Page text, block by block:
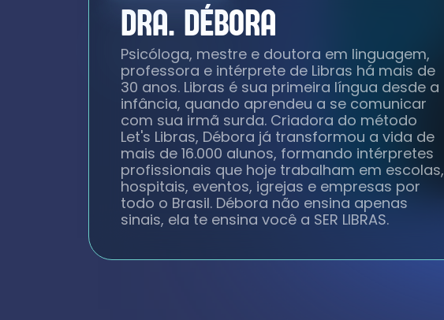
DRA. DÉBORA
Psicóloga, mestre e doutora em linguagem,
professora e intérprete de Libras há mais de
30 anos. Libras é sua primeira língua desde a
infância, quando aprendeu a se comunicar
com sua irmã surda. Criadora do método
Let's Libras, Débora já transformou a vida de
mais de 16.000 alunos, formando intérpretes
profissionais que hoje trabalham em escolas,
hospitais, eventos, igrejas e empresas por
todo o Brasil. Débora não ensina apenas
sinais, ela te ensina você a SER LIBRAS.